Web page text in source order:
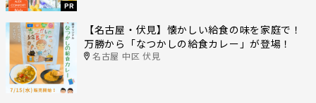
PR
【名古屋・伏見】懐かしい給食の味を家庭で！
万勝から「なつかしの給食カレー」が登場！
名古屋 中区 伏見